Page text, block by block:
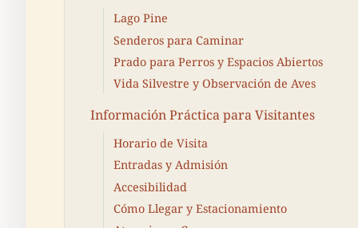
Lago Pine
Senderos para Caminar
Prado para Perros y Espacios Abiertos
Vida Silvestre y Observación de Aves
Información Práctica para Visitantes
Horario de Visita
Entradas y Admisión
Accesibilidad
Cómo Llegar y Estacionamiento